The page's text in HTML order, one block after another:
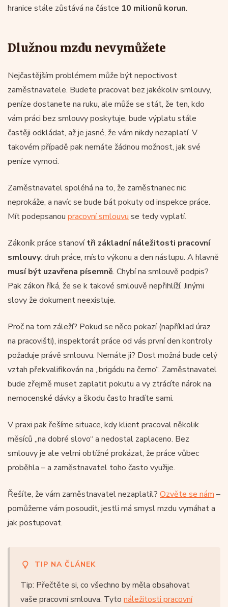
hranice stále zůstává na částce 10 milionů korun.
Dlužnou mzdu nevymůžete
Nejčastějším problémem může být nepoctivost
zaměstnavatele. Budete pracovat bez jakékoliv smlouvy,
peníze dostanete na ruku, ale může se stát, že ten, kdo
vám práci bez smlouvy poskytuje, bude výplatu stále
častěji odkládat, až je jasné, že vám nikdy nezaplatí. V
takovém případě pak nemáte žádnou možnost, jak své
peníze vymoci.
Zaměstnavatel spoléhá na to, že zaměstnanec nic
neprokáže, a navíc se bude bát pokuty od inspekce práce.
Mít podepsanou pracovní smlouvu se tedy vyplatí.
Zákoník práce stanovítři základní náležitosti pracovní
smlouvy: druh práce, místo výkonu a den nástupu. A hlavně
musí být uzavřena písemně. Chybí na smlouvě podpis?
Pak zákon říká, že se k takové smlouvě nepřihlíží. Jinými
slovy že dokument neexistuje.
Proč na tom záleží? Pokud se něco pokazí (například úraz
na pracovišti), inspektorát práce od vás první den kontroly
požaduje právě smlouvu. Nemáte ji? Dost možná bude celý
vztah překvalifikován na „brigádu na černo“. Zaměstnavatel
bude zřejmě muset zaplatit pokutu a vy ztrácíte nárok na
nemocenské dávky a škodu často hradíte sami.
V praxi pak řešíme situace, kdy klient pracoval několik
měsíců „na dobré slovo“ a nedostal zaplaceno. Bez
smlouvy je ale velmi obtížné prokázat, že práce vůbec
proběhla – a zaměstnavatel toho často využije.
Řešíte, že vám zaměstnavatel nezaplatil? Ozvěte se nám –
pomůžeme vám posoudit, jestli má smysl mzdu vymáhat a
jak postupovat.
TIP NA ČLÁNEK
Tip: Přečtěte si, co všechno by měla obsahovat
vaše pracovní smlouva. Tyto náležitosti pracovní